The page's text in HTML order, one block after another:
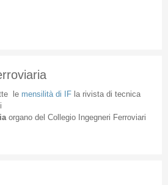
le mensilità di IFla rivista di tecnica
organodel Collegio Ingegneri Ferroviari